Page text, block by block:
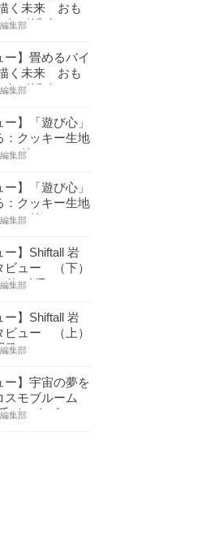
く未来 おも
をデザイ…
集部
ー】畳めるバイ
く未来 おも
をデザイ…
集部
ー】「遊び心」
：クッキー生地
ロリ…
集部
ー】「遊び心」
：クッキー生地
ロリ…
集部
ー】Shiftall 岩
ビュー （下）
り VR…
集部
ー】Shiftall 岩
ビュー （上）
発へ…
集部
ー】宇宙の夢を
スモブルーム
インタビ…
集部